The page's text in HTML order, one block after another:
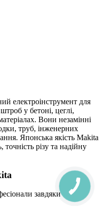
електроінструмент для
у бетоні, цеглі,
Вони незамінні
труб, інженерних
Японська якість Makita
різу та надійну
завдяки
рішень: